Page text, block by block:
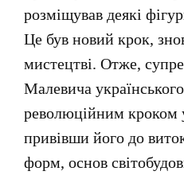
розміщував деякі
Це був новий крок,
мистецтві. Отже,
Малевича
революційним кроком
привівши його до
форм, основ